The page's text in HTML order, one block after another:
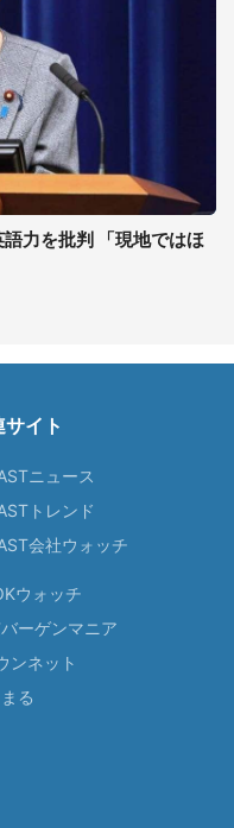
力を批判 「現地ではほ
サイト
ニュース
トレンド
会社ウォッチ
ウォッチ
ーゲンマニア
ンネット
る